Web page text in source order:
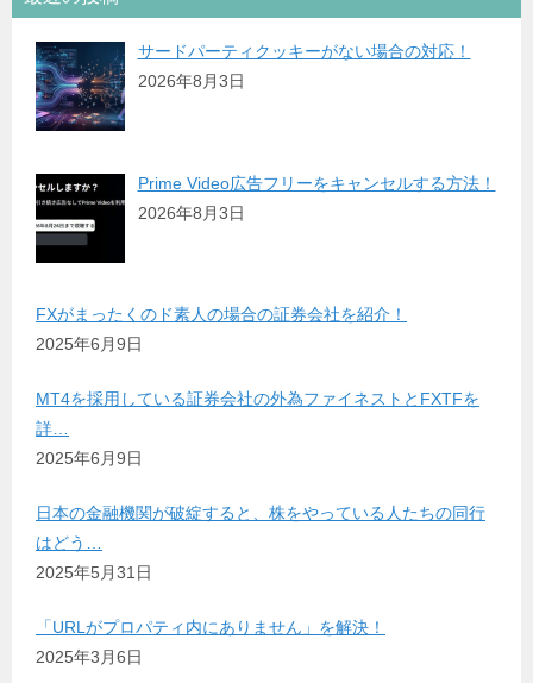
サードパーティクッキーがない場合の対応！
2026年8月3日
Prime Video広告フリーをキャンセルする方法！
2026年8月3日
FXがまったくのド素人の場合の証券会社を紹介！
2025年6月9日
MT4を採用している証券会社の外為ファイネストとFXTFを
詳…
2025年6月9日
日本の金融機関が破綻すると、株をやっている人たちの同行
はどう…
2025年5月31日
「URLがプロパティ内にありません」を解決！
2025年3月6日